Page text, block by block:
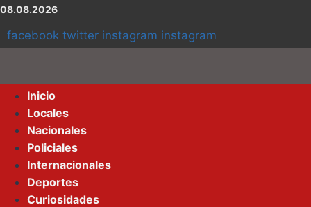
08.08.2026
facebook twitter instagram instagram
Inicio
Locales
Nacionales
Policiales
Internacionales
Deportes
Curiosidades